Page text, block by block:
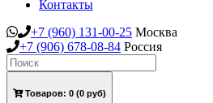
Контакты
+7 (960) 131-00-25 Москва
+7 (906) 678-08-84 Россия
Товаров: 0 (0 руб)